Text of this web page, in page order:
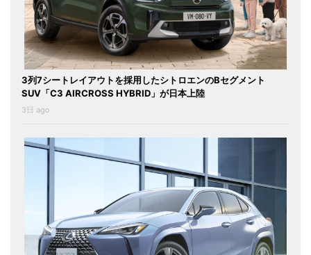
3列7シートレイアウトを採用したシトロエンのBセグメント
SUV「C3 AIRCROSS HYBRID」が日本上陸
3日 ago